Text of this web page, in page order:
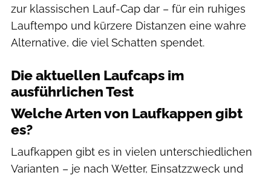
zur klassischen Lauf-Cap dar – für ein ruhiges
Lauftempo und kürzere Distanzen eine wahre
Alternative, die viel Schatten spendet.
Die aktuellen Laufcaps im
ausführlichen Test
Welche Arten von Laufkappen gibt
es?
Laufkappen gibt es in vielen unterschiedlichen
Varianten – je nach Wetter, Einsatzzweck und